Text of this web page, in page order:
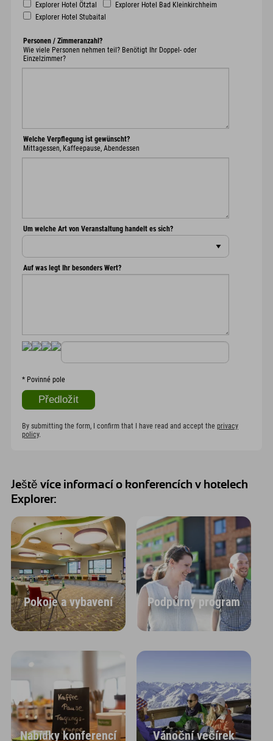
Explorer Hotel Ötztal
Explorer Hotel Bad Kleinkirchheim
Explorer Hotel Stubaital
Personen / Zimmeranzahl?
Wie viele Personen nehmen teil? Benötigt Ihr Doppel- oder
Einzelzimmer?
Welche Verpflegung ist gewünscht?
Mittagessen, Kaffeepause, Abendessen
Um welche Art von Veranstaltung handelt es sich?
Auf was legt Ihr besonders Wert?
* Povinné pole
By submitting the form, I confirm that I have read and accept the privacy
policy.
Ještě více informací o konferencích v hotelech
Explorer:
Pokoje a vybavení Podpůrný program
Nabídky konferencí Vánoční večírek